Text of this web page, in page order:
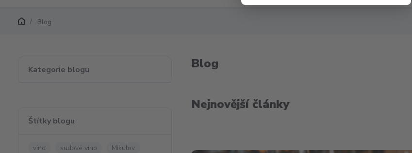
Blog
Kategorie blogu
Štítky blogu
víno sudové víno
Mikulov
Blog
Nejnovější články